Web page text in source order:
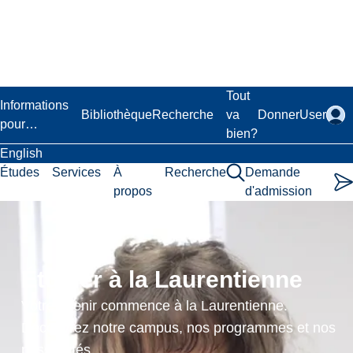
Informations
pour…
BibliothèqueRecherche
Tout
va
bien?
DonnerUser
English
Études
Services
À
propos
Recherche
Demande
d'admission
Étudier à la Laurentienne
Votre avenir commence à la Laurentienne.
Découvrez notre campus, nos programmes et nos
possibilités.
Therapy
Technique